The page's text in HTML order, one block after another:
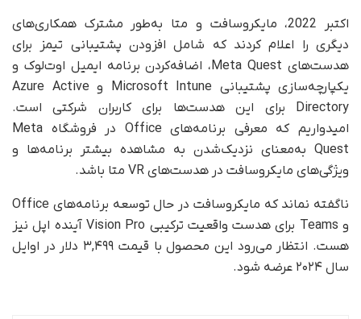
اکتبر 2022، مایکروسافت و متا به‌طور مشترک همکاری‌های
دیگری را اعلام کردند که شامل افزودن پشتیبانی تیمز برای
هدست‌های Meta Quest، اضافه‌کردن برنامه ایمیل اوت‌لوک و
یکپارچه‌سازی پشتیبانی Microsoft Intune و Azure Active
Directory برای این هدست‌ها برای کاربران شرکتی است.
امیدواریم که معرفی برنامه‌های Office در فروشگاه Meta
Quest به‌معنای نزدیک‌شدن به مشاهده بیشتر برنامه‌ها و
ویژگی‌های مایکروسافت در هدست‌های VR متا باشد.
ناگفته نماند که مایکروسافت در حال توسعه برنامه‌های Office
و Teams برای هدست واقعیت ترکیبی Vision Pro آینده اپل نیز
هست. انتظار می‌رود این محصول با قیمت ۳,۴۹۹ دلار در اوایل
سال ۲۰۲۴ عرضه شود.